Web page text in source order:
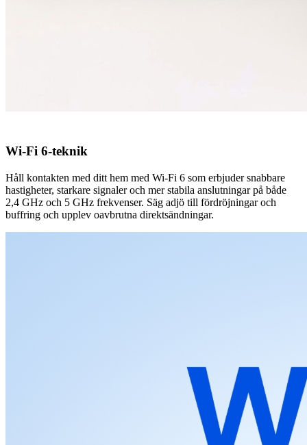
Wi-Fi 6-teknik
Håll kontakten med ditt hem med Wi-Fi 6 som erbjuder snabbare
hastigheter, starkare signaler och mer stabila anslutningar på både
2,4 GHz och 5 GHz frekvenser. Säg adjö till fördröjningar och
buffring och upplev oavbrutna direktsändningar.